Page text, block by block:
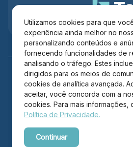
Utilizamos cookies para que
experiência ainda melhor no
personalizando conteúdos e
fornecendo funcionalidades de
analisando o tráfego. Estes
dirigidos para os meios de
cookies de analítica avançada.
aceitar, você concorda com a
cookies. Para mais informações,
Política de Privacidade.
Continuar
Copyright © 2026 Itajaí Shopping